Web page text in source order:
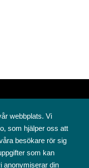
rf
webbplats. Vi
som hjälper oss att
besökare rör sig
som kan
anonymiserar din